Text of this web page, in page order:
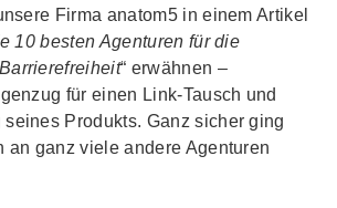
Firma anatom5 in einem Artikel
10 besten Agenturen für die
“ erwähnen –
für einen Link-Tausch und
Produkts. Ganz sicher ging
an ganz viele andere Agenturen